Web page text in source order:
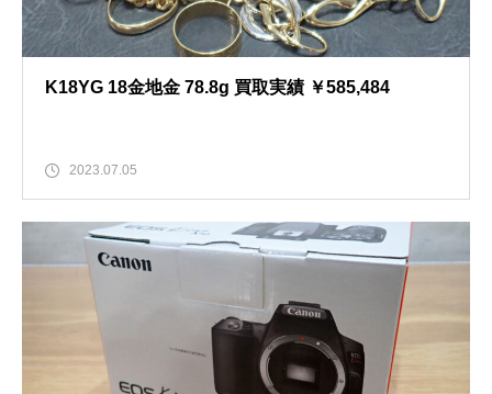
K18YG 18金地金 78.8g 買取実績 ￥585,484
2023.07.05